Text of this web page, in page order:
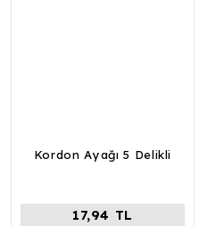
Kordon Ayağı 5 Delikli
17,94 TL